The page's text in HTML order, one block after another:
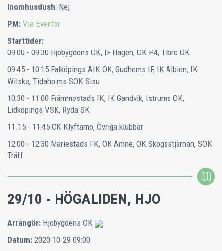
Inomhusdush: Nej
PM: Via Eventor
Starttider:
09:00 - 09:30 Hjobygdens OK, IF Hagen, OK P4, Tibro OK
09:45 - 10:15 Falköpings AIK OK, Gudhems IF, IK Albion, IK
Wilske, Tidaholms SOK Sisu
10:30 - 11:00 Främmestads IK, IK Gandvik, Istrums OK,
Lidköpings VSK, Ryda SK
11.15 - 11:45 OK Klyftamo, Övriga klubbar
12:00 - 12:30 Mariestads FK, OK Amne, OK Skogsstjärnan, SOK
Träff
29/10 - HÖGALIDEN, HJO
Arrangör: Hjobygdens OK
Datum: 2020-10-29 09:00